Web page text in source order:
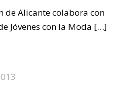
de Alicante colabora con
Jóvenes con la Moda […]